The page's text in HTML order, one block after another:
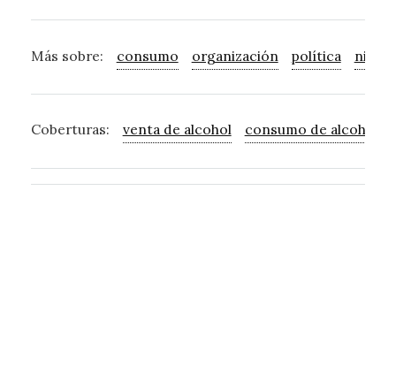
Más sobre: consumo organización política niño
Coberturas: venta de alcohol consumo de alcohol